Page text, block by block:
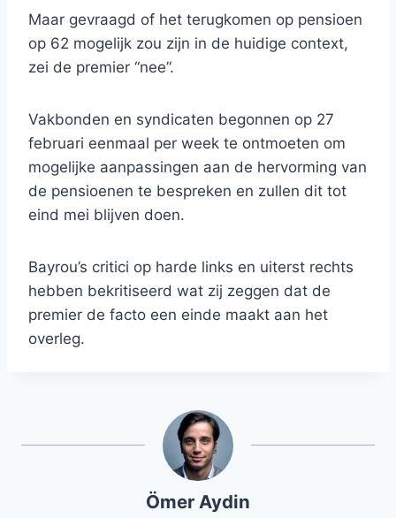
Maar gevraagd of het terugkomen op pensioen
op 62 mogelijk zou zijn in de huidige context,
zei de premier “nee”.
Vakbonden en syndicaten begonnen op 27
februari eenmaal per week te ontmoeten om
mogelijke aanpassingen aan de hervorming van
de pensioenen te bespreken en zullen dit tot
eind mei blijven doen.
Bayrou’s critici op harde links en uiterst rechts
hebben bekritiseerd wat zij zeggen dat de
premier de facto een einde maakt aan het
overleg.
Ömer Aydin